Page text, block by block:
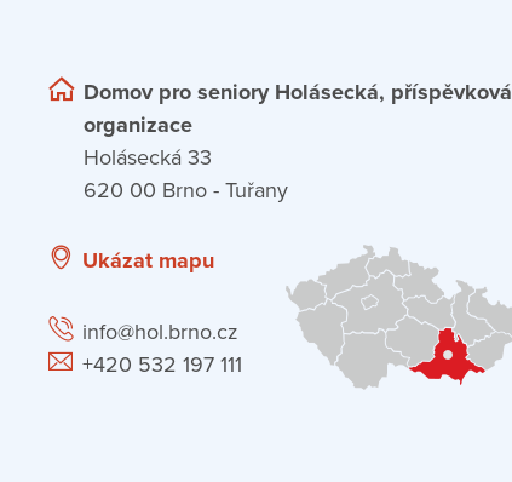
Domov pro seniory Holásecká, příspěvková
organizace
Holásecká 33
620 00 Brno - Tuřany
Ukázat mapu
info@hol.brno.cz
+420 532 197 111